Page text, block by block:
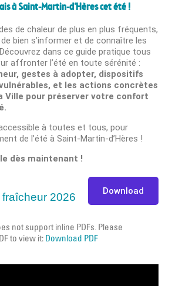
à Saint-Martin-d’Hères cet été !
de chaleur de plus en plus fréquents,
bien s’informer et de connaître les
dans ce guide pratique tous
affronter l’été en toute sérénité :
gestes à adopter, dispositifs
et les actions concrètes
Ville pour préserver votre confort
à toutes et tous, pour
de l’été à Saint-Martin-d’Hères !
dès maintenant !
fraîcheur 2026 Download
not support inline PDFs. Please
to view it: Download PDF